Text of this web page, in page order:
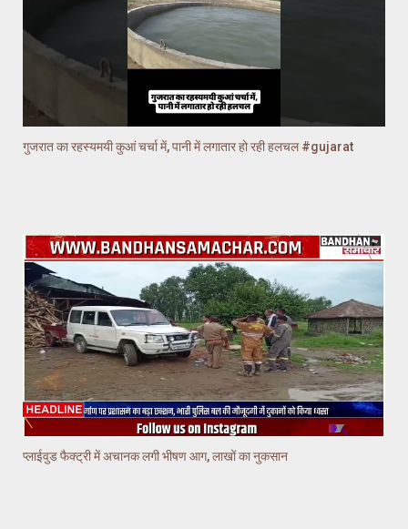
गुजरात का रहस्यमयी कुआं चर्चा में, पानी में लगातार हो रही हलचल #gujarat
प्लाईवुड फैक्ट्री में अचानक लगी भीषण आग, लाखों का नुकसान